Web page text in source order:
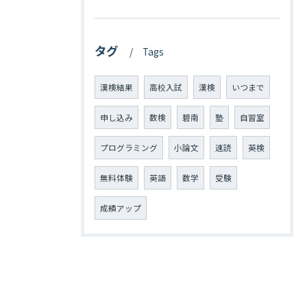
タグ Tags
漢検結果 高校入試 漢検 いつまで
申し込み 数検 碧南 塾 自習室
プログラミング 小論文 速読 英検
無料体験 英語 数学 受験
成績アップ